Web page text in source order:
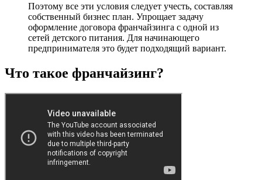
Поэтому все эти условия следует учесть, составляя
собственный бизнес план. Упрощает задачу
оформление договора франчайзинга с одной из
сетей детского питания. Для начинающего
предпринимателя это будет подходящий вариант.
Что такое франчайзинг?